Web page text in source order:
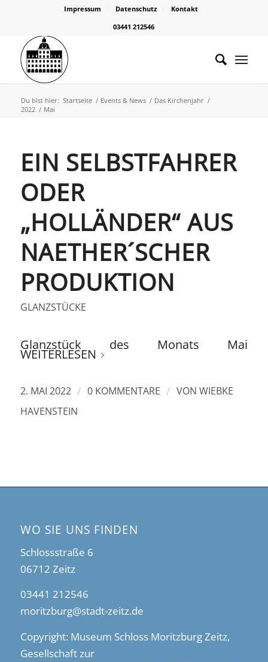
Impressum Datenschutz
Kontakt
03441 212546
Du bist hier: Startseite / Events & News / Das Kirchenjahr /
2022 / Mai
EIN SELBSTFAHRER
ODER
„HOLLÄNDER“ AUS
NAETHER´SCHER
PRODUKTION
GLANZSTÜCKE
Glanzstück des Monats Mai
WEITERLESEN
2. MAI 2022 / 0 KOMMENTARE / VON WIEBKE
HAVENSTEIN
WO SIE UNS FINDEN
Schlossstraße 6
06712 Zeitz
03441 212546
moritzburg@stadt-zeitz.de
Copyright: Museum Schloss Moritzburg Zeitz,
Gesellschaft zur